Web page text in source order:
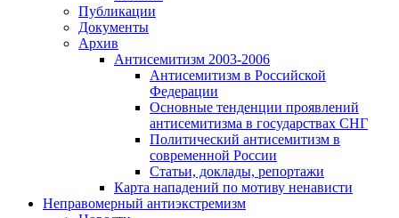
Публикации
Документы
Архив
Антисемитизм 2003-2006
Антисемитизм в Российской
Федерации
Основные тенденции проявлений
антисемитизма в государствах СНГ
Политический антисемитизм в
современной России
Статьи, доклады, репортажи
Карта нападений по мотиву ненависти
Неправомерный антиэкстремизм